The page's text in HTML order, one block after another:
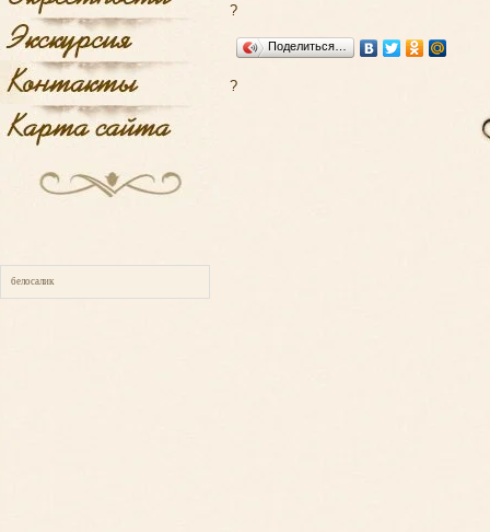
белосалик
?
Поделиться…
?